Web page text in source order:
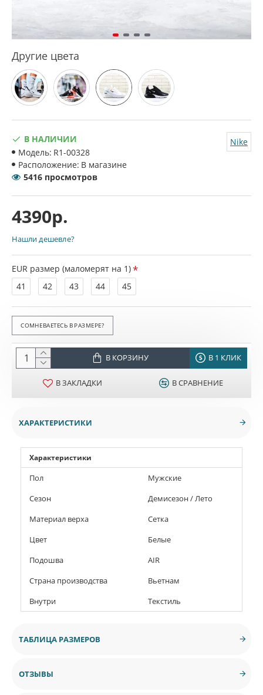
4390р.
В НАЛИЧИИ
Модель: R1-00328
Расположение: В магазине
Nike
5416 просмотров
Другие цвета
EUR размер (маломерят на 1)
41
42 43 44 45
В КОРЗИНУ В 1 КЛИК
В ЗАКЛАДКИ В СРАВНЕНИЕ
Нашли дешевле?
ХАРАКТЕРИСТИКИ
Характеристики
Пол
Мужские
Сезон
Демисезон / Лето
Материал верха
Сетка
Цвет
Белые
Подошва
AIR
Страна производства
Вьетнам
Внутри
Текстиль
ТАБЛИЦА РАЗМЕРОВ
ОТЗЫВЫ
СОМНЕВАЕТЕСЬ В РАЗМЕРЕ?